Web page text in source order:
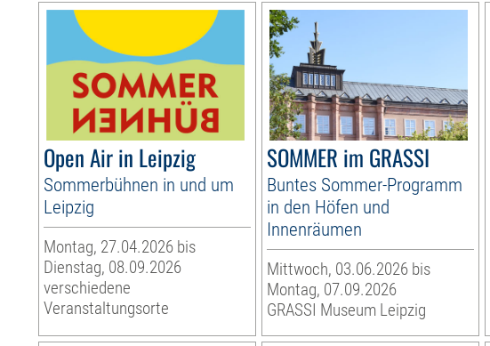
Open Air in Leipzig
Sommerbühnen in und um
Leipzig
Montag, 27.04.2026 bis
Dienstag, 08.09.2026
verschiedene
Veranstaltungsorte
SOMMER im GRASSI
Buntes Sommer-Programm
in den Höfen und
Innenräumen
Mittwoch, 03.06.2026 bis
Montag, 07.09.2026
GRASSI Museum Leipzig